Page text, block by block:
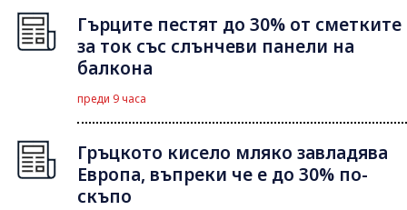
Гърците пестят до 30% от сметките
за ток със слънчеви панели на
балкона
преди 9 часа
Гръцкото кисело мляко завладява
Европа, въпреки че е до 30% по-
скъпо